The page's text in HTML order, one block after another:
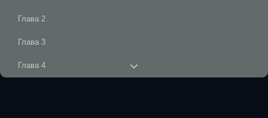
Глава 2
Глава 3
Глава 4